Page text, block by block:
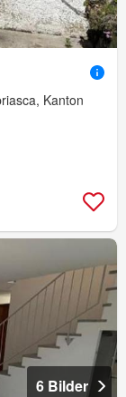
Kanton
6 Bilder